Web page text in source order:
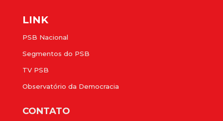
LINK
PSB Nacional
Segmentos do PSB
TV PSB
Observatório da Democracia
CONTATO